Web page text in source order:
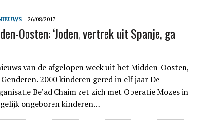
26/08/2017
Oosten: ‘Joden, vertrek uit Spanje, ga
van de afgelopen week uit het Midden-Oosten,
2000 kinderen gered in elf jaar De
Be’ad Chaim zet zich met Operatie Mozes in
ongeboren kinderen…